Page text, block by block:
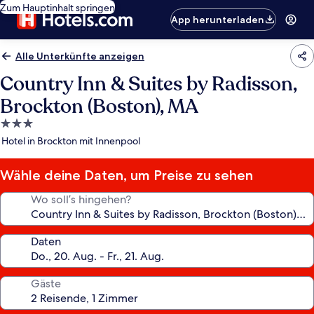
Zum Hauptinhalt springen
App herunterladen
Alle Unterkünfte anzeigen
Country Inn & Suites by Radisson,
Brockton (Boston), MA
3.0-
Sterne-
Hotel in Brockton mit Innenpool
Wähle deine Daten, um Preise zu sehen
Wo soll’s hingehen?
Daten
Gäste